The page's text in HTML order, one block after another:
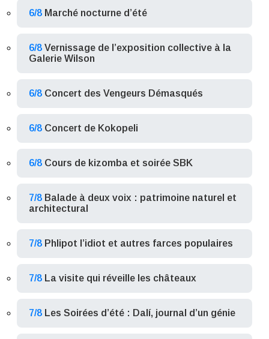
6/8 Marché nocturne d’été
6/8 Vernissage de l’exposition collective à la
Galerie Wilson
6/8 Concert des Vengeurs Démasqués
6/8 Concert de Kokopeli
6/8 Cours de kizomba et soirée SBK
7/8 Balade à deux voix : patrimoine naturel et
architectural
7/8 Phlipot l’idiot et autres farces populaires
7/8 La visite qui réveille les châteaux
7/8 Les Soirées d’été : Dalí, journal d’un génie